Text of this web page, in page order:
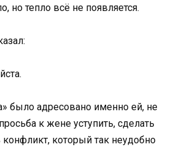
но тепло всё не появляется.
было адресовано именно ей, не
к жене уступить, сделать
конфликт, который так неудобно